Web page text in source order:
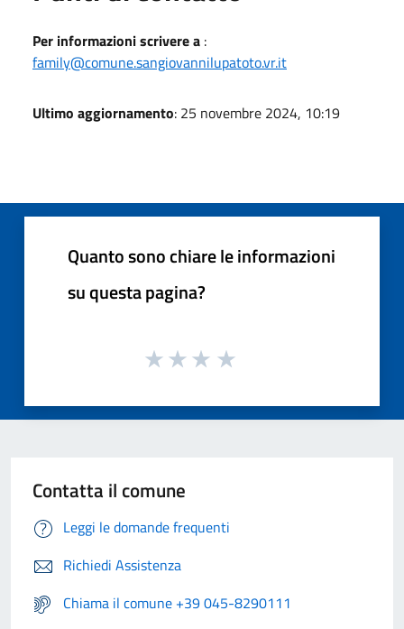
Per informazioni scrivere a :
family@comune.sangiovannilupatoto.vr.it
Ultimo aggiornamento: 25 novembre 2024, 10:19
Quanto sono chiare le informazioni
su questa pagina?
Contatta il comune
Leggi le domande frequenti
Richiedi Assistenza
Chiama il comune +39 045-8290111